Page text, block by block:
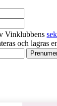
Vinklubbens
och lagras